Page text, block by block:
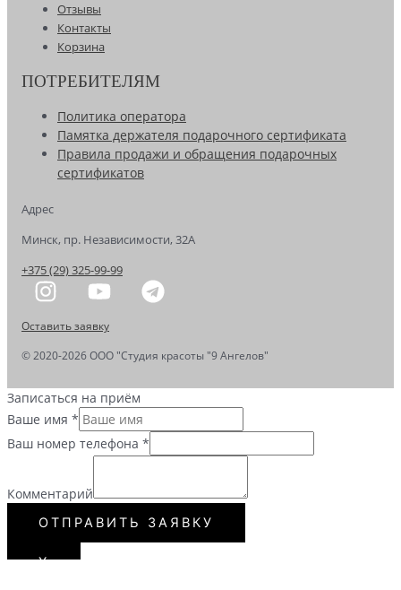
Отзывы
Контакты
Корзина
ПОТРЕБИТЕЛЯМ
Политика оператора
Памятка держателя подарочного сертификата
Правила продажи и обращения подарочных
сертификатов
Адрес
Минск, пр. Независимости, 32А
+375 (29) 325-99-99
Оставить заявку
© 2020-2026 OOO "Студия красоты "9 Ангелов"
Записаться на приём
Ваше имя *
Ваш номер телефона *
Комментарий
ОТПРАВИТЬ ЗАЯВКУ
Х